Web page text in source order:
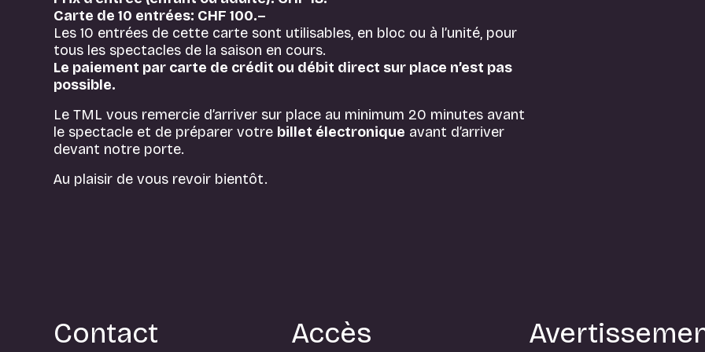
Carte de 10 entrées: CHF 100.–
Les 10 entrées de cette carte sont utilisables, en bloc ou à l’unité, pour
tous les spectacles de la saison en cours.
Le paiement par carte de crédit ou débit direct sur place n’est pas
possible.
Le TML vous remercie d’arriver sur place au minimum 20 minutes avant
le spectacle et de préparer votre billet électronique avant d’arriver
devant notre porte.
Au plaisir de vous revoir bientôt.
Contact Accès